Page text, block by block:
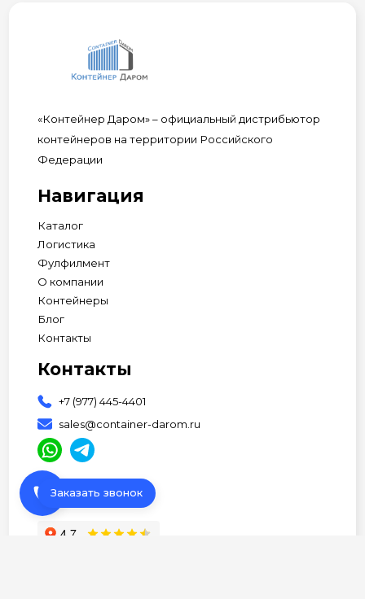
phone
«Контейнер Даром» – официальный дистрибьютор
контейнеров на территории Российского
Федерации
Навигация
Каталог
Логистика
Фулфилмент
О компании
Контейнеры
Блог
Контакты
Контакты
+7 (977) 445-4401
sales@container-darom.ru
Заказать звонок